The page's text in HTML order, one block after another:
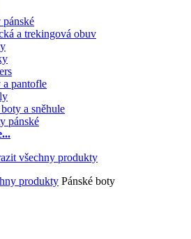
a trekingová obuv
a pantofle
a sněhule
pánské
produkty Pánské boty